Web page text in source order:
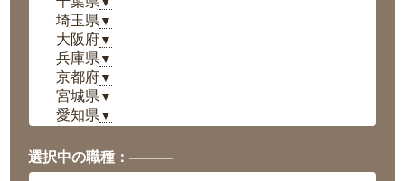
埼玉県 ▼
大阪府▼
兵庫県 ▼
京都府▼
宮城県 ▼
愛知県 ▼
岡山県▼
広島県▼
選択中の職種：———